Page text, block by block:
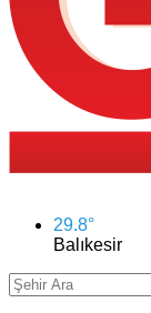
29.8°
Balıkesir